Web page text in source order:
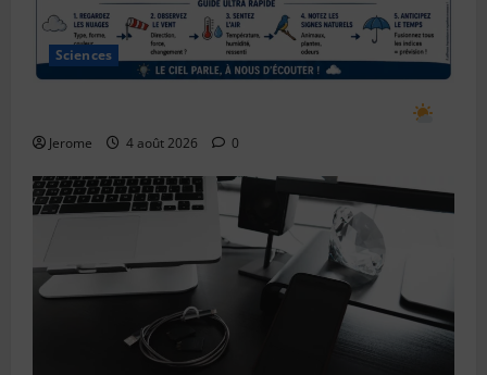
Sciences
Jerome 4 août 2026 0